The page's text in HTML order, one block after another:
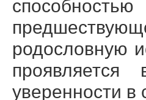
родословную
уверенности